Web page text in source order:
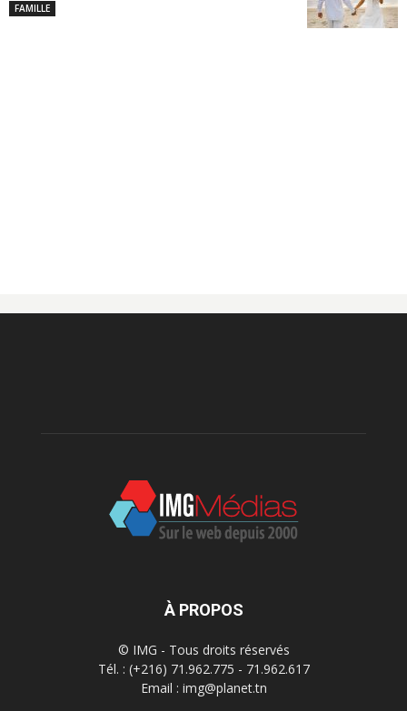
FAMILLE
À PROPOS
© IMG - Tous droits réservés
Tél. : (+216) 71.962.775 - 71.962.617
Email : img@planet.tn